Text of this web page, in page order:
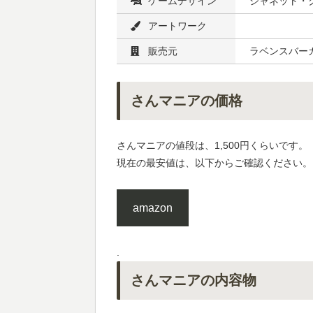
アートワーク
販売元 ラベンスバー
さんマニアの価格
さんマニアの値段は、1,500円くらいです。
現在の最安値は、以下からご確認ください。
amazon
.
さんマニアの内容物